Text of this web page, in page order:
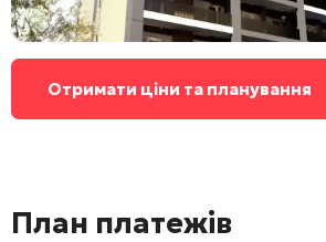
Отримати ціни та планування
План платежів